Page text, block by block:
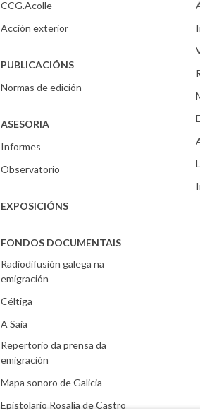
CCG.Acolle
Acción exterior
PUBLICACIÓNS
Normas de edición
ASESORIA
Informes
Observatorio
EXPOSICIÓNS
FONDOS DOCUMENTAIS
Radiodifusión galega na
emigración
Céltiga
A Saia
Repertorio da prensa da
emigración
Mapa sonoro de Galicia
Epistolario Rosalía de Castro